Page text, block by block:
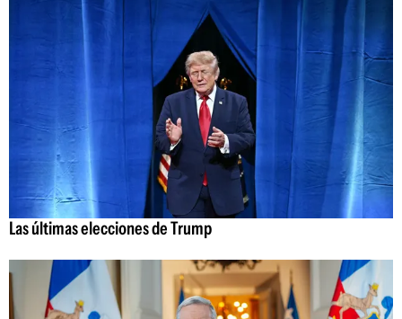
Las últimas elecciones de Trump